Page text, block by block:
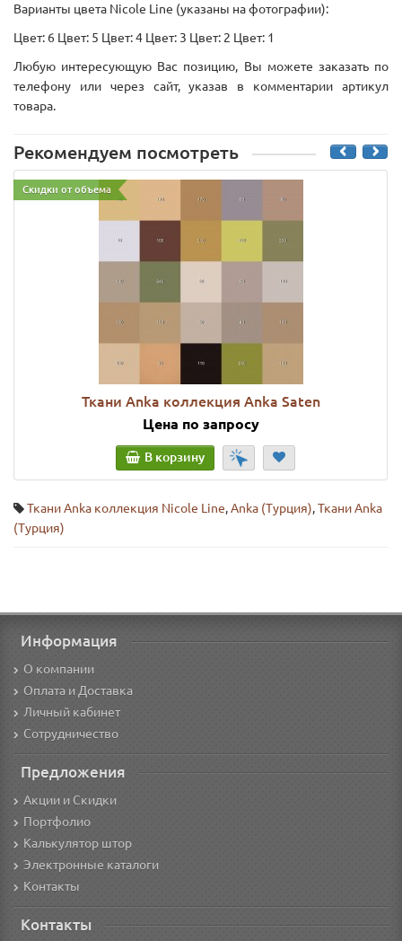
Варианты цвета Nicole Line (указаны на фотографии):
Цвет: 6 Цвет: 5 Цвет: 4 Цвет: 3 Цвет: 2 Цвет: 1
Любую интересующую Вас позицию, Вы можете заказать по
телефону или через сайт, указав в комментарии артикул
товара.
Рекомендуем посмотреть
Скидки от объема
Ткани Anka коллекция Anka Saten
Цена по запросу
В корзину
Ткани Anka коллекция Nicole Line,Anka (Турция),Ткани Anka
(Турция)
Информация
О компании
Оплата и Доставка
Личный кабинет
Сотрудничество
Предложения
Акции и Скидки
Портфолио
Калькулятор штор
Электронные каталоги
Контакты
Контакты